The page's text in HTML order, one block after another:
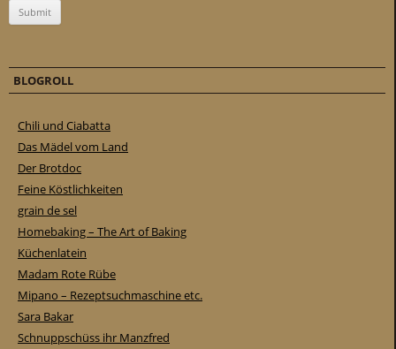
BLOGROLL
Chili und Ciabatta
Das Mädel vom Land
Der Brotdoc
Feine Köstlichkeiten
grain de sel
Homebaking – The Art of Baking
Küchenlatein
Madam Rote Rübe
Mipano – Rezeptsuchmaschine etc.
Sara Bakar
Schnuppschüss ihr Manzfred